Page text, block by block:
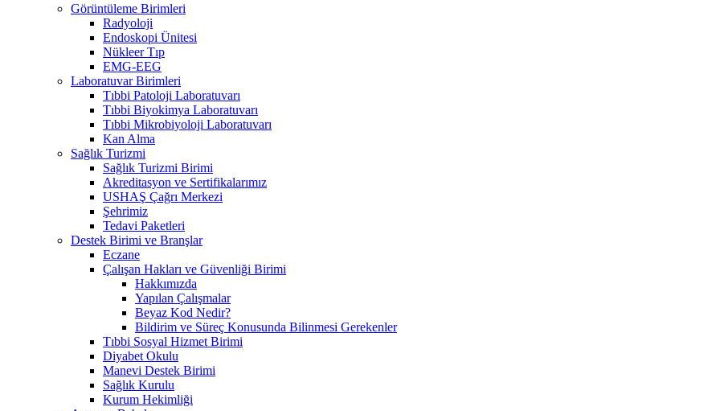
Görüntüleme Birimleri
Radyoloji
Endoskopi Ünitesi
Nükleer Tıp
EMG-EEG
Laboratuvar Birimleri
Tıbbi Patoloji Laboratuvarı
Tıbbi Biyokimya Laboratuvarı
Tıbbi Mikrobiyoloji Laboratuvarı
Kan Alma
Sağlık Turizmi
Sağlık Turizmi Birimi
Akreditasyon ve Sertifikalarımız
USHAŞ Çağrı Merkezi
Şehrimiz
Tedavi Paketleri
Destek Birimi ve Branşlar
Eczane
Çalışan Hakları ve Güvenliği Birimi
Hakkımızda
Yapılan Çalışmalar
Beyaz Kod Nedir?
Bildirim ve Süreç Konusunda Bilinmesi Gerekenler
Tıbbi Sosyal Hizmet Birimi
Diyabet Okulu
Manevi Destek Birimi
Sağlık Kurulu
Kurum Hekimliği